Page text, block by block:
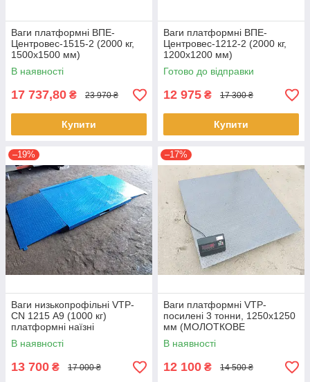
Ваги платформні ВПЕ-
Центровес-1515-2 (2000 кг,
1500х1500 мм)
В наявності
17 737,80 ₴ 23 970 ₴
Купити
Ваги платформні ВПЕ-
Центровес-1212-2 (2000 кг,
1200х1200 мм)
Готово до відправки
12 975 ₴ 17 300 ₴
Купити
–19%
Ваги низькопрофільні VTP-
СN 1215 А9 (1000 кг)
платформні наїзні
В наявності
13 700 ₴ 17 000 ₴
–17%
Ваги платформні VTP-
посилені 3 тонни, 1250х1250
мм (МОЛОТКОВЕ
ПОКРИТТЯ)
В наявності
12 100 ₴ 14 500 ₴